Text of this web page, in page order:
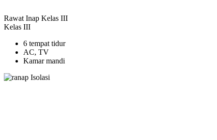
Rawat Inap Kelas III
Kelas III
6 tempat tidur
AC, TV
Kamar mandi